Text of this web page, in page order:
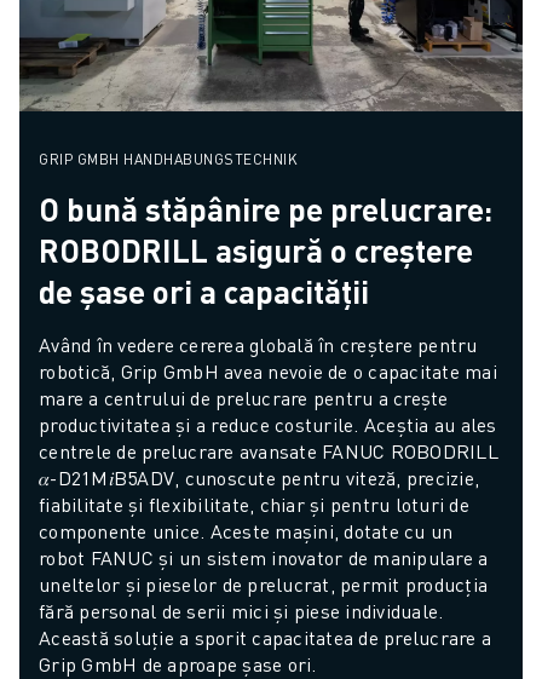
GRIP GMBH HANDHABUNGSTECHNIK
O bună stăpânire pe prelucrare:
ROBODRILL asigură o creștere
de șase ori a capacității
Având în vedere cererea globală în creștere pentru
robotică, Grip GmbH avea nevoie de o capacitate mai
mare a centrului de prelucrare pentru a crește
productivitatea și a reduce costurile. Aceștia au ales
centrele de prelucrare avansate FANUC ROBODRILL
𝛼-D21M𝑖B5ADV, cunoscute pentru viteză, precizie,
fiabilitate și flexibilitate, chiar și pentru loturi de
componente unice. Aceste mașini, dotate cu un
robot FANUC și un sistem inovator de manipulare a
uneltelor și pieselor de prelucrat, permit producția
fără personal de serii mici și piese individuale.
Această soluție a sporit capacitatea de prelucrare a
Grip GmbH de aproape șase ori.